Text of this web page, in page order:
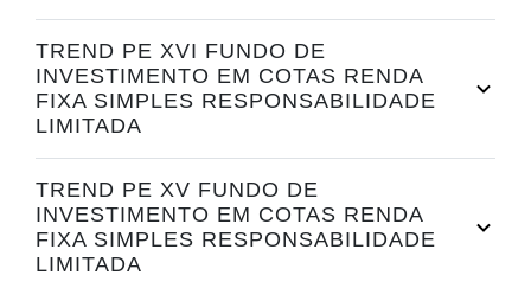
TREND PE XVI FUNDO DE
INVESTIMENTO EM COTAS RENDA
FIXA SIMPLES RESPONSABILIDADE
LIMITADA
TREND PE XV FUNDO DE
INVESTIMENTO EM COTAS RENDA
FIXA SIMPLES RESPONSABILIDADE
LIMITADA